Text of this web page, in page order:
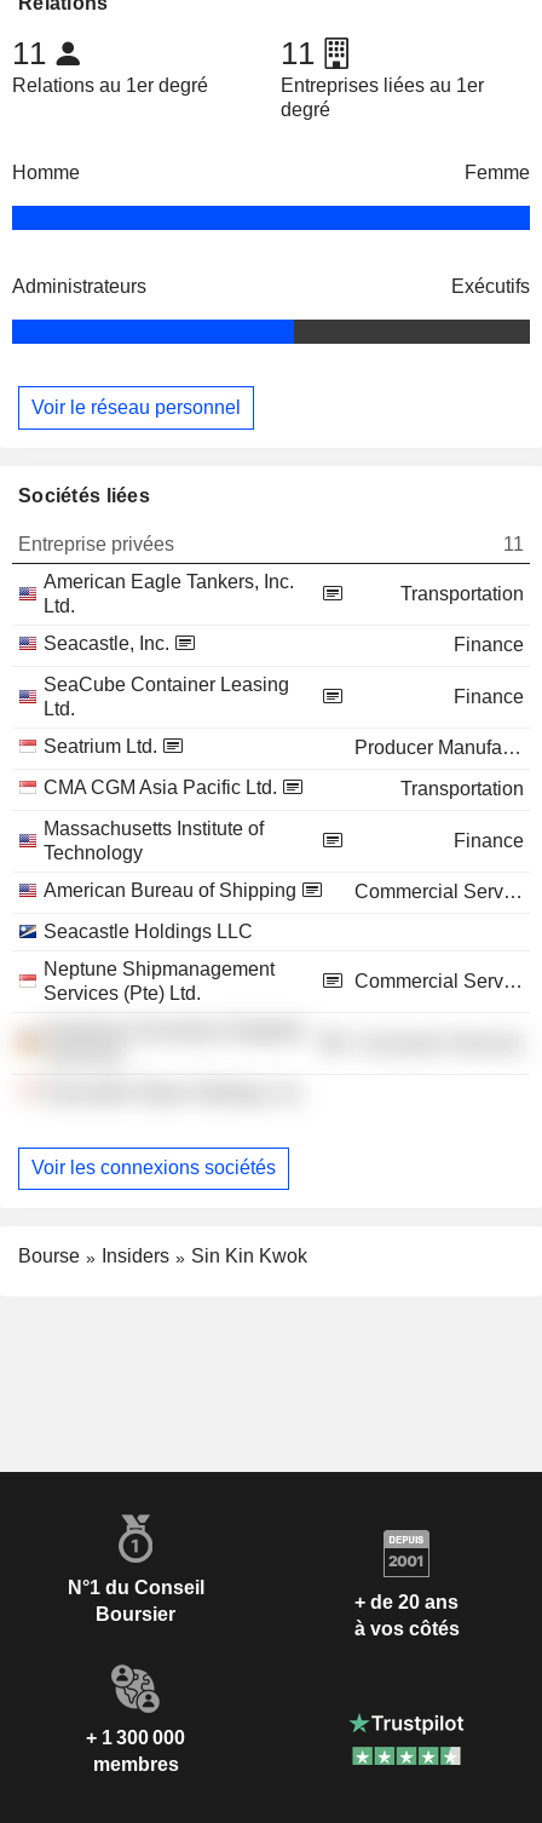
11
Relations au 1er degré
11
Entreprises liées au 1er
degré
Homme Femme
Administrateurs Exécutifs
Voir le réseau personnel
Sociétés liées
Entreprise privées
11
American Eagle Tankers, Inc.
Ltd.
Transportation
Seacastle, Inc.
Finance
SeaCube Container Leasing
Ltd.
Finance
Seatrium Ltd.
Producer Manufacturing
CMA CGM Asia Pacific Ltd.
Transportation
Massachusetts Institute of
Technology
Finance
American Bureau of Shipping
Commercial Services
Seacastle Holdings LLC
Neptune Shipmanagement
Services (Pte) Ltd.
Commercial Services
Voir les connexions sociétés
Bourse Insiders Sin Kin Kwok
N°1 du Conseil
Boursier
+ de 20 ans
à vos côtés
+ 1 300 000
membres